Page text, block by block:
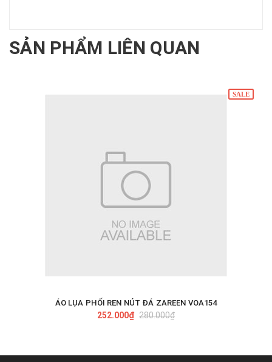
SẢN PHẨM LIÊN QUAN
SALE
ÁO LỤA PHỐI REN NÚT ĐÁ ZAREEN VOA154
252.000₫ 280.000₫